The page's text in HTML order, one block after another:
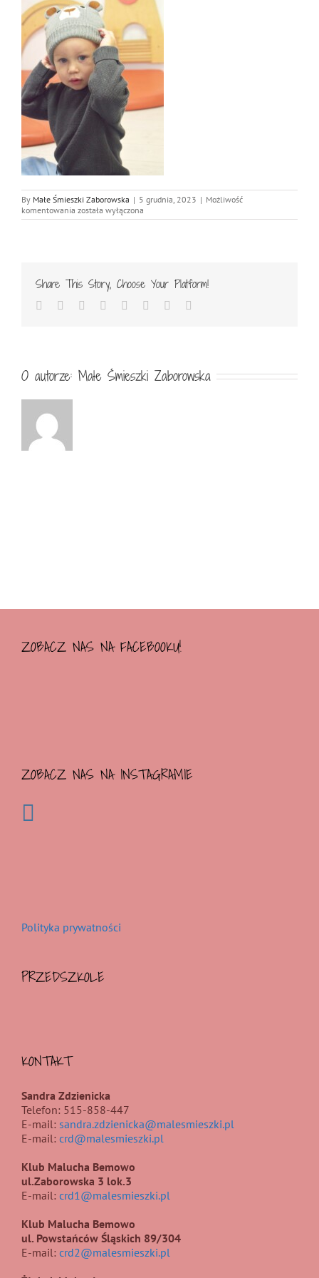
By Małe Śmieszki Zaborowska | 5 grudnia, 2023 | Możliwość
komentowania DSC_0711
została wyłączona
Share This Story, Choose Your Platform!
Facebook
TwitterReddit LinkedIn
TumblrPinterest
O autorze: Małe Śmieszki Zaborowska
ZOBACZ NAS NA FACEBOOKU!
ZOBACZ NAS NA INSTAGRAMIE
Polityka prywatności
PRZEDSZKOLE
KONTAKT
Sandra Zdzienicka
Telefon: 515-858-447
E-mail: sandra.zdzienicka@malesmieszki.pl
E-mail: crd@malesmieszki.pl
Klub Malucha Bemowo
ul.Zaborowska 3 lok.3
E-mail: crd1@malesmieszki.pl
Klub Malucha Bemowo
ul. Powstańców Śląskich 89/304
E-mail: crd2@malesmieszki.pl